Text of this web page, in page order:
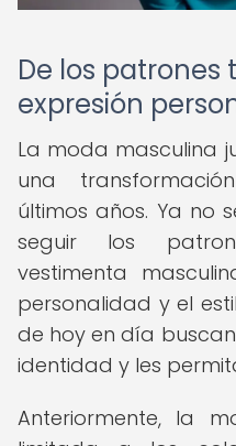
De los patrones
expresión
La moda masculina
una
últimos años. Ya no
seguir los
vestimenta
personalidad y el
de hoy en día
identidad y les
Anteriormente, la